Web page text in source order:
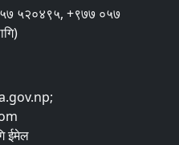
५२०४९५, +९७७ ०५७
ईमेल